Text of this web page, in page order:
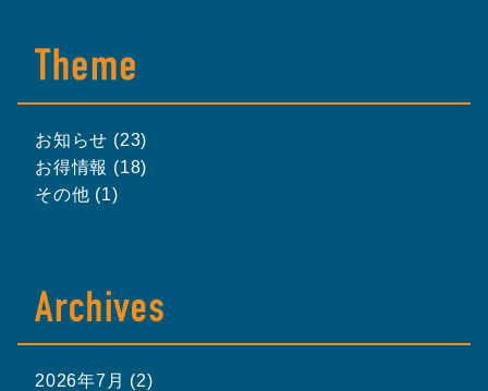
お知らせ (23)
お得情報 (18)
その他 (1)
2026年7月 (2)